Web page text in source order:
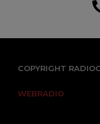
COPYRIGHT
WEBRADIO